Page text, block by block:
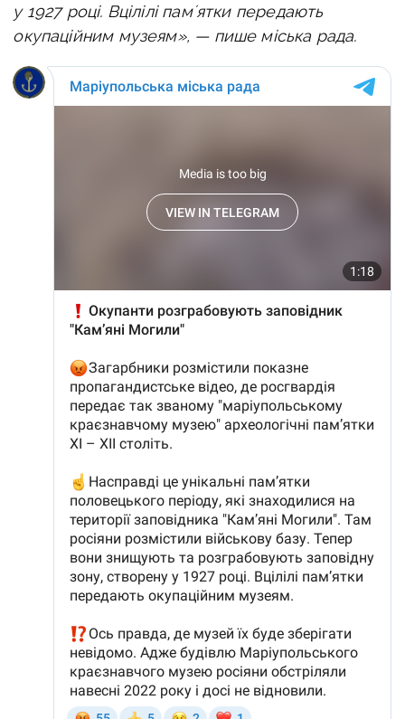
у 1927 році. Вцілілі памʼятки передають
окупаційним музеям», — пише міська рада.